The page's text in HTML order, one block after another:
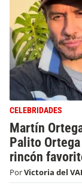
CELEBRIDADES
Martín
Palito
rincón
PorVictoria del